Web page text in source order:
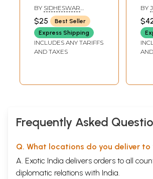
(Sanskrit Text with
Transliteration
and English
Translation)
BY SIDHESWAR
SATHUA
$25
Best Seller
Express Shipping
INCLUDES ANY TARIFFS
AND TAXES
BY
Frequently Asked
Q. What locations do you deliver to
A. Exotic India delivers orders to all
diplomatic relations with India.